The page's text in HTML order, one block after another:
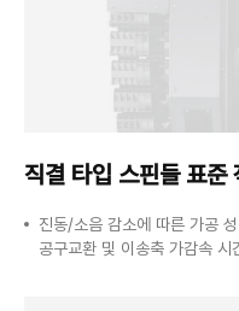
직결 타입 스핀들 표준
진동/소음 감소에 따른 가공
공구교환 및 이송축 가감속